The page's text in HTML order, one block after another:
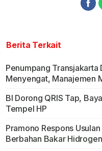
Berita Terkait
Penumpang Transjakarta
Menyengat, Manajemen
BI Dorong QRIS Tap,
Tempel HP
Pramono Respons
Berbahan Bakar Hidrogen